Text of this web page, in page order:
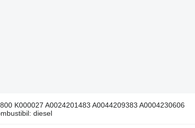
K000027 A0024201483 A0044209383 A0004230606
diesel